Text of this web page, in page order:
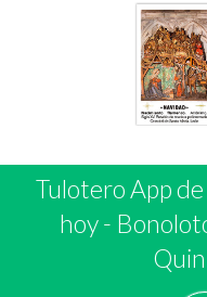
Tulotero App
hoy-